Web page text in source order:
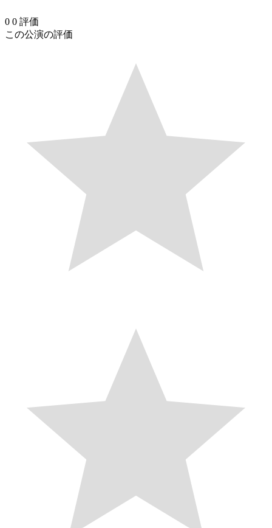
0 0 評価
この公演の評価